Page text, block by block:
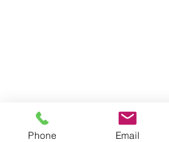
Phone Email